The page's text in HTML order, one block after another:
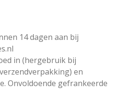
14 dagen aan bij
in (hergebruik bij
en
Onvoldoende gefrankeerde